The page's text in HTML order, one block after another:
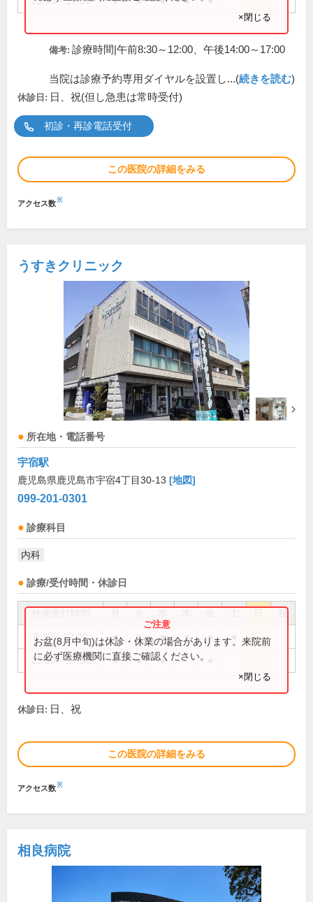
×閉じる
備考: 診療時間|午前8:30～12:00、午後14:00～17:00
当院は診療予約専用ダイヤルを設置し...(続きを読む)
休診日: 日、祝(但し急患は常時受付)
初診・再診電話受付
この医院の詳細をみる
アクセス数※
うすきクリニック
所在地・電話番号
宇宿駅
鹿児島県鹿児島市宇宿4丁目30-13 [地図]
099-201-0301
診療科目
内科
診療/受付時間・休診日
祝
8:30～12:00 ● ● ● ● ●
13:30～17:30 ● ● ●
お盆(8月中旬)は休診・休業の場合があります。来院前
に必ず医療機関に直接ご確認ください。
×閉じる
休診日: 日、祝
この医院の詳細をみる
アクセス数※
相良病院